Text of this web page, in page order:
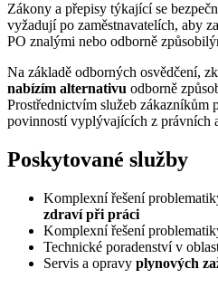
Zákony a přepisy týkající se
vyžadují po zaměstnavatelích, aby
PO znalými nebo odborně
Na základě odborných osvědčení,
nabízím alternativu odborně
Prostřednictvím služeb zákazníkům
povinností vyplývajících z právních
Poskytované služby
Komplexní řešení
zdraví při práci
Komplexní řešení
Technické poradenství v
Servis a opravy plynových